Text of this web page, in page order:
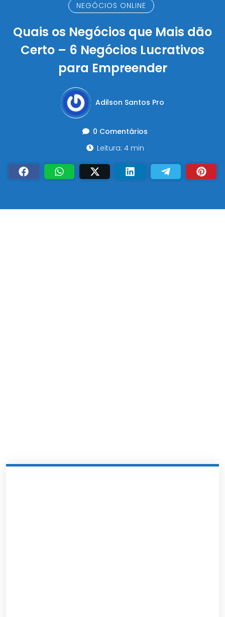
NEGÓCIOS ONLINE
Quais os Negócios que Mais dão
Certo – 6 Negócios Lucrativos
para Empreender
Adilson Santos Pro
0 Comentários
Leitura: 4 min